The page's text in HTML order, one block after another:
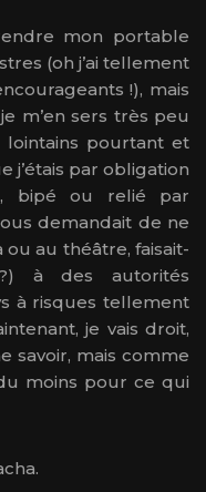
mon portable
(oh j’ai tellement
!), mais
m’en sers très peu
pourtant et
j’étais par obligation
bipé ou relié par
demandait de ne
au théâtre, faisait-
à des autorités
à risques tellement
je vais droit,
savoir, mais comme
moins pour ce qui